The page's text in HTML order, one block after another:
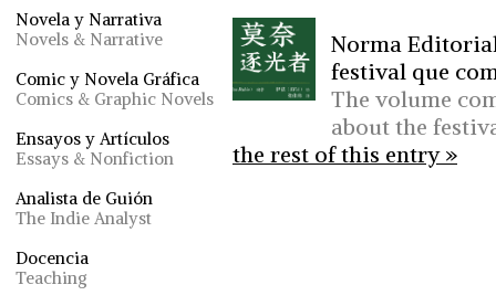
Novela y Narrativa
Novels & Narrative
Comic y Novela Gráfica
Comics & Graphic Novels
Ensayos y Artículos
Essays & Nonfiction
Analista de Guión
The Indie Analyst
Docencia
Teaching
Norma
festival que
The volume
about the
the rest of this entry »